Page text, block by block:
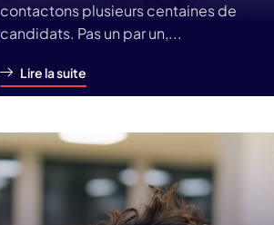
contactons plusieurs centaines de
candidats. Pas un par un,...
Lire la suite